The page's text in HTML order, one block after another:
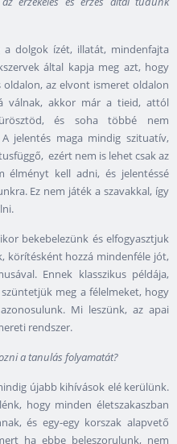
a dolgok ízét, illatát, mindenfajta
által kapja meg azt, hogy
az elvont ismeret oldalon
válnak, akkor már a tieid, attól
és soha többé nem
jelentés maga mindig szituatív,
ezért nem is lehet csak az
élményt kell adni, és jelentéssé
Ez nem játék a szavakkal, így
bekebelezünk és elfogyasztjuk
körítésként hozzá mindenféle jót,
Ennek klasszikus példája,
meg a félelmeket, hogy
Mi leszünk, az apai
rendszer.
a tanulás folyamatát?
újabb kihívások elé kerülünk.
hogy minden életszakaszban
és egy-egy korszak alapvető
ha ebbe beleszorulunk, nem